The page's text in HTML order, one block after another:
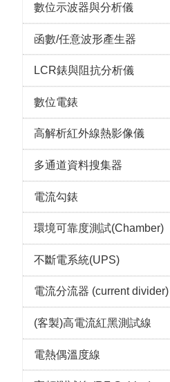
數位示波器與分析儀
函數/任意波形產生器
LCR錶與阻抗分析儀
數位電錶
高解析紅外線熱影像儀
多通道資料搜集器
電流勾錶
環境可靠度測試(Chamber)
不斷電系統(UPS)
電流分流器 (current divider)
(客製)高電流紅黑測試線
電熱偶溫度線